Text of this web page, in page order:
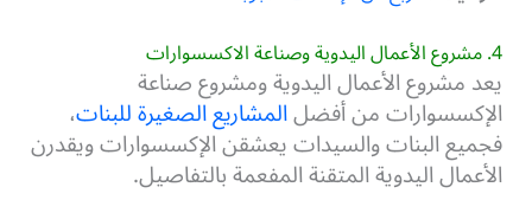
4. مشروع الأعمال اليدوية وصناعة الاكسسوارات
يعد مشروع الأعمال اليدوية ومشروع صناعة
الإكسسوارات من أفضلالمشاريع الصغيرة للبنات،
فجميع البنات والسيدات يعشقن الإكسسوارات ويقدرن
الأعمال اليدوية المتقنة المفعمة بالتفاصيل.